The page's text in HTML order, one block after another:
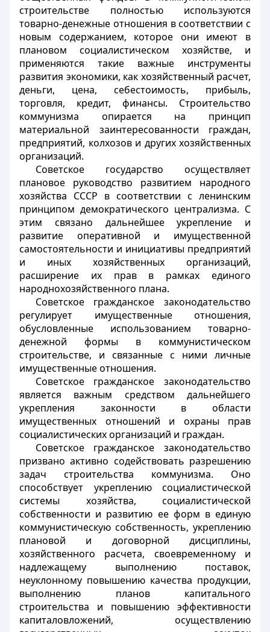
строительстве полностью используются
товарно-денежные отношения в соответствии с
новым содержанием, которое они имеют в
плановом социалистическом хозяйстве, и
применяются такие важные инструменты
развития экономики, как хозяйственный расчет,
деньги, цена, себестоимость, прибыль,
торговля, кредит, финансы. Строительство
коммунизма опирается на принцип
материальной заинтересованности граждан,
предприятий, колхозов и других хозяйственных
организаций.
Советское государство осуществляет
плановое руководство развитием народного
хозяйства СССР в соответствии с ленинским
принципом демократического централизма. С
этим связано дальнейшее укрепление и
развитие оперативной и имущественной
самостоятельности и инициативы предприятий
и иных хозяйственных организаций,
расширение их прав в рамках единого
народнохозяйственного плана.
Советское гражданское законодательство
регулирует имущественные отношения,
обусловленные использованием товарно-
денежной формы в коммунистическом
строительстве, и связанные с ними личные
имущественные отношения.
Советское гражданское законодательство
является важным средством дальнейшего
укрепления законности в области
имущественных отношений и охраны прав
социалистических организаций и граждан.
Советское гражданское законодательство
призвано активно содействовать разрешению
задач строительства коммунизма. Оно
способствует укреплению социалистической
системы хозяйства, социалистической
собственности и развитию ее форм в единую
коммунистическую собственность, укреплению
плановой и договорной дисциплины,
хозяйственного расчета, своевременному и
надлежащему выполнению поставок,
неуклонному повышению качества продукции,
выполнению планов капитального
строительства и повышению эффективности
капиталовложений, осуществлению